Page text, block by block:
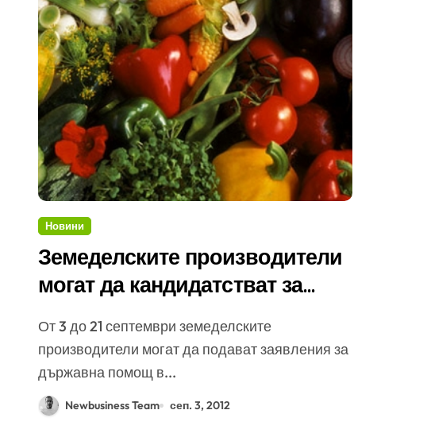
Новини
Земеделските производители
могат да кандидатстват за
minimis
От 3 до 21 септември земеделските
производители могат да подават заявления за
държавна помощ в...
Newbusiness Team сеп. 3, 2012